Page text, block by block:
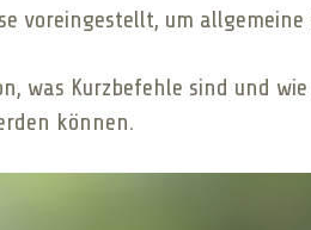
voreingestellt, um allgemeine
was Kurzbefehle sind und
können.